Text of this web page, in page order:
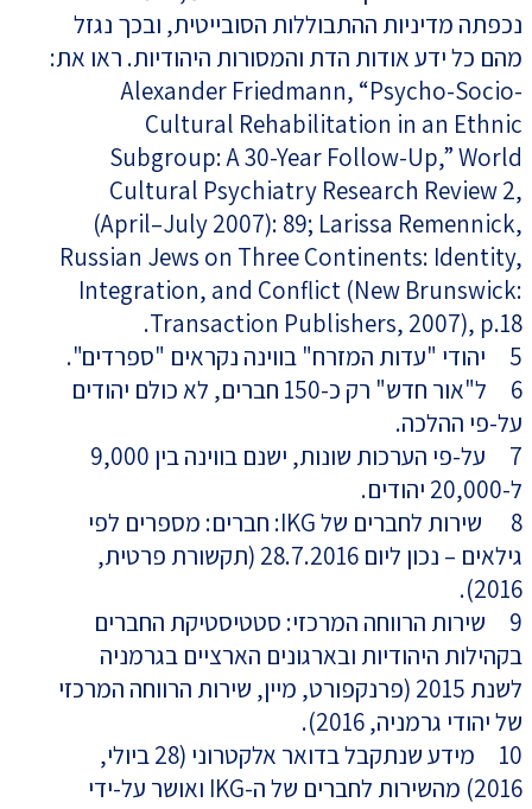
נכפתה מדיניות ההתבוללות הסובייטית, ובכך נגזל
מהם כל ידע אודות הדת והמסורות היהודיות. ראו את:
Alexander Friedmann, “Psycho-Socio-
Cultural Rehabilitation in an Ethnic
Subgroup: A 30-Year Follow-Up,” World
Cultural Psychiatry Research Review 2,
(April–July 2007): 89; Larissa Remennick,
Russian Jews on Three Continents: Identity,
Integration, and Conflict (New Brunswick:
Transaction Publishers, 2007), p.18.
5 יהודי "עדות המזרח" בווינה נקראים "ספרדים".
6 ל"אור חדש" רק כ-150 חברים, לא כולם יהודים
על-פי ההלכה.
7 על-פי הערכות שונות, ישנם בווינה בין 9,000
ל-20,000 יהודים.
8 שירות לחברים של IKG: חברים: מספרים לפי
גילאים – נכון ליום 28.7.2016 (תקשורת פרטית,
2016).
9 שירות הרווחה המרכזי: סטטיסטיקת החברים
בקהילות היהודיות ובארגונים הארציים בגרמניה
לשנת 2015 (פרנקפורט, מיין, שירות הרווחה המרכזי
של יהודי גרמניה, 2016).
10 מידע שנתקבל בדואר אלקטרוני (28 ביולי,
2016) מהשירות לחברים של ה-IKG ואושר על-ידי